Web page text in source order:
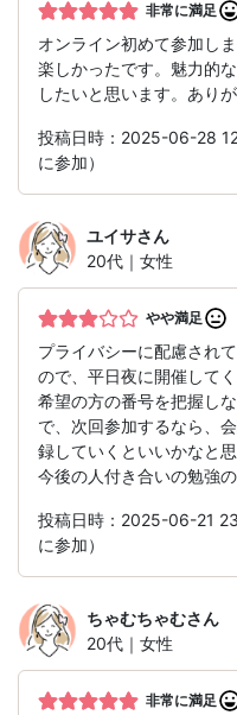
非常に満足
オンライン初めて参加し
楽しかったです。魅力的
したいと思います。あり
投稿日時：2025-06-28
に参加）
ユイサさん
20代｜女性
やや満足
プライバシーに配慮され
ので、平日夜に開催して
希望の方の番号を把握し
で、次回参加するなら、
録していくといいかなと思
今後の人付き合いの勉強
投稿日時：2025-06-21
に参加）
ちゃむちゃむさん
20代｜女性
非常に満足